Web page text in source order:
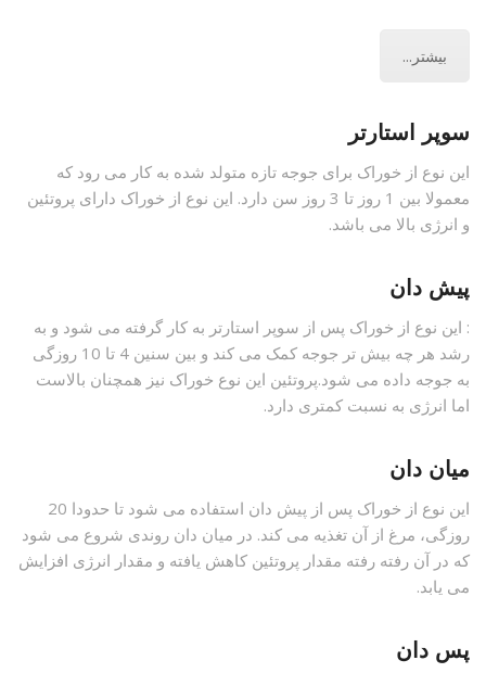
بیشتر...
سوپر استارتر
این نوع از خوراک برای جوجه تازه متولد شده به کار می رود که
معمولا بین 1 روز تا 3 روز سن دارد. این نوع از خوراک دارای پروتئین
و انرژی بالا می باشد.
پیش دان
: این نوع از خوراک پس از سوپر استارتر به کار گرفته می شود و به
رشد هر چه بیش تر جوجه کمک می کند و بین سنین 4 تا 10 روزگی
به جوجه داده می شود.پروتئین این نوع خوراک نیز همچنان بالاست
اما انرژی به نسبت کمتری دارد.
میان دان
این نوع از خوراک پس از پیش دان استفاده می شود تا حدودا 20
روزگی، مرغ از آن تغذیه می کند. در میان دان روندی شروع می شود
که در آن رفته رفته مقدار پروتئین کاهش یافته و مقدار انرژی افزایش
می یابد.
پس دان